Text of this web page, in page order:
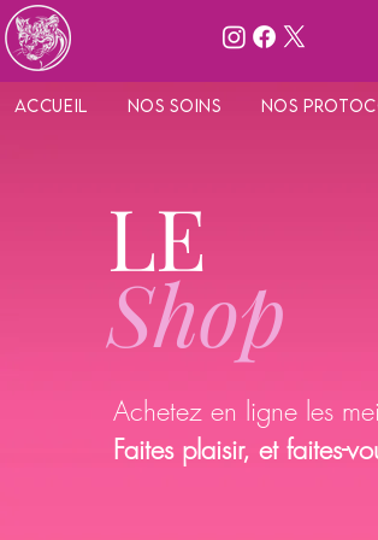
Accueil Nos Soins Nos
LE
Shop
Achetez en ligne les
Faites plaisir, et faites-